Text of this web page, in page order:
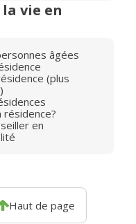
vie en
âgées
(plus
en
Haut de page